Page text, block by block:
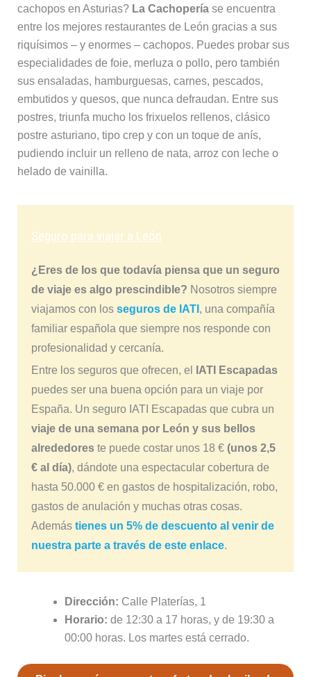
cachopos en Asturias? La Cachoperíase encuentra
entre los mejores restaurantes de León gracias a sus
riquísimos – y enormes – cachopos. Puedes probar sus
especialidades de foie, merluza o pollo, pero también
sus ensaladas, hamburguesas, carnes, pescados,
embutidos y quesos, que nunca defraudan. Entre sus
postres, triunfa mucho los frixuelos rellenos, clásico
postre asturiano, tipo crep y con un toque de anís,
pudiendo incluir un relleno de nata, arroz con leche o
helado de vainilla.
Seguro para viajar a León
¿Eres de los que todavía piensa que un seguro
de viaje es algo prescindible? Nosotros siempre
viajamos con los seguros de IATI , una compañía
familiar española que siempre nos responde con
profesionalidad y cercanía.
Entre los seguros que ofrecen, el
IATI Escapadas
puedes ser una buena opción para un viaje por
España. Un seguro IATI Escapadas que cubra un
viaje de una semana por León y sus bellos
alrededoreste puede costar unos 18 € (unos 2,5
€ al día), dándote una espectacular cobertura de
hasta 50.000 € en gastos de hospitalización, robo,
gastos de anulación y muchas otras cosas.
Además tienes un 5% de descuento al venir de
nuestra parte a través de este enlace.
Dirección: Calle Platerías, 1
Horario: de 12:30 a 17 horas, y de 19:30 a
00:00 horas. Los martes está cerrado.